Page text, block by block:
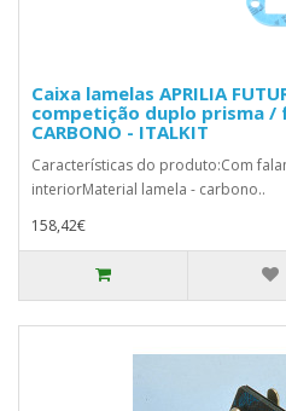
Caixa lamelas APRILIA
competição duplo prisma /
CARBONO - ITALKIT
Características do produto:Com
interiorMaterial lamela - carbono..
158,42€